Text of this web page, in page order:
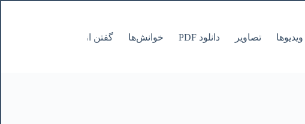
ویدیوها تصاویر دانلود PDF خوانش‌ها گفتن از نانوشتنی